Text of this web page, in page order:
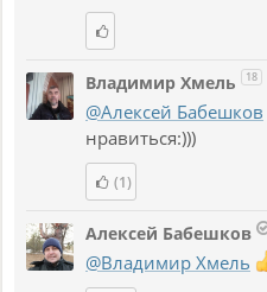
Владимир Хмель 18
@Алексей Бабешков
нравиться:)))
(1)
Алексей Бабешков
@Владимир Хмель